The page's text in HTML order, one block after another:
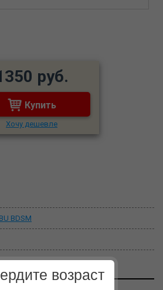
руб.
Купить
Хочу дешевле
BDSM
возраст